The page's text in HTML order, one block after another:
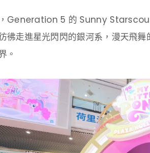
Generation 5 的 Sunny Starscout
彿走進星光閃閃的銀河系，漫天飛
。